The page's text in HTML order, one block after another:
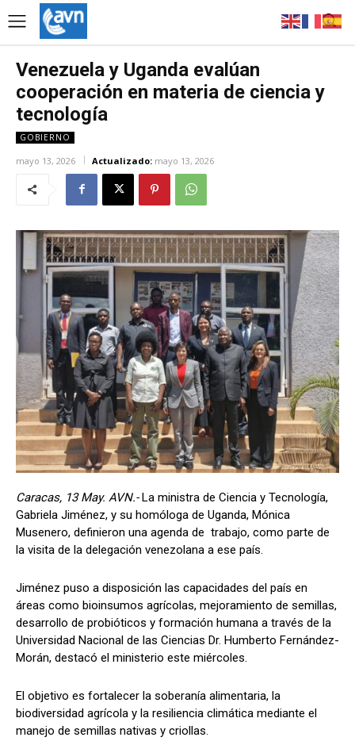
Venezuela y Uganda evalúan
cooperación en materia de ciencia y
tecnología
GOBIERNO
mayo 13, 2026 Actualizado: mayo 13, 2026
Caracas, 13 May. AVN.-La ministra de Ciencia y Tecnología,
Gabriela Jiménez, y su homóloga de Uganda, Mónica
Musenero, definieron una agenda de trabajo, como parte de
la visita de la delegación venezolana a ese país.
Jiménez puso a disposición las capacidades del país en
áreas como bioinsumos agrícolas, mejoramiento de semillas,
desarrollo de probióticos y formación humana a través de la
Universidad Nacional de las Ciencias Dr. Humberto Fernández-
Morán, destacó el ministerio este miércoles.
El objetivo es fortalecer la soberanía alimentaria, la
biodiversidad agrícola y la resiliencia climática mediante el
manejo de semillas nativas y criollas.